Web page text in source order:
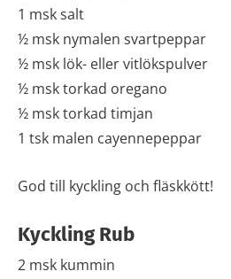
1 msk salt
½ msk nymalen svartpeppar
½ msk lök- eller vitlökspulver
½ msk torkad oregano
½ msk torkad timjan
1 tsk malen cayennepeppar
God till kyckling och fläskkött!
Kyckling Rub
2 msk kummin